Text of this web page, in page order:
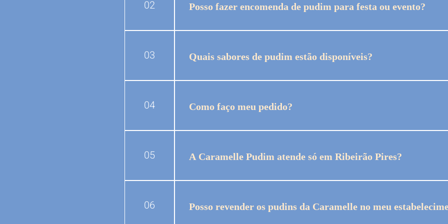
02 Posso fazer encomenda de pudim para festa ou evento?
Sim. Você pode encomendar para aniversários,
03 Quais sabores de pudim estão disponíveis?
Trabalhamos com sabores tradicionais e especiais. Consulte o
04 Como faço meu pedido?
Basta entrar em contato pelo WhatsApp para verificar sabores,
05 A Caramelle Pudim atende só em Ribeirão Pires?
Além de Ribeirão Pires, também atendemos outras regiões
calculadas.
06 Posso revender os pudins da Caramelle no meu